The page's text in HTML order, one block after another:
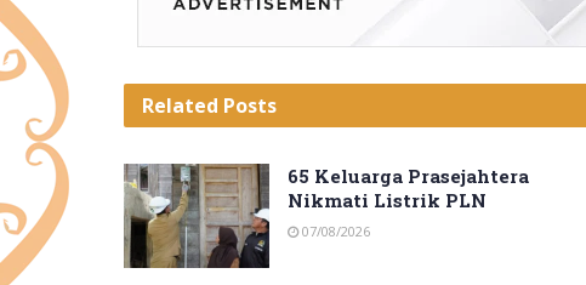
Related Posts
65 Keluarga Prasejahtera
Nikmati Listrik PLN
07/08/2026